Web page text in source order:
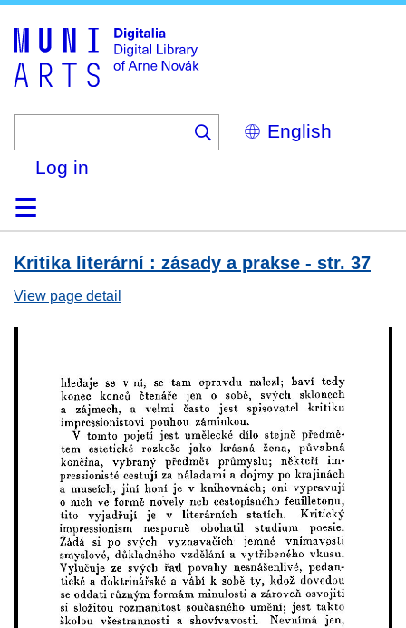
Select
your
Log in
HomeBrowse
Search
About
HelpContactDigitalia
Kritika literární : zásady a prakse - str. 37
View page detail